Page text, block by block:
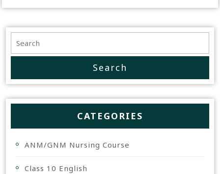
CATEGORIES
ANM/GNM Nursing Course
Class 10 English